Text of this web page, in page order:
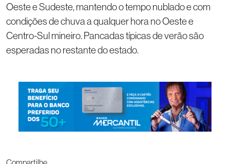
Oeste e Sudeste, mantendo o tempo nublado e com
condições de chuva a qualquer hora no Oeste e
Centro-Sul mineiro. Pancadas típicas de verão são
esperadas no restante do estado.